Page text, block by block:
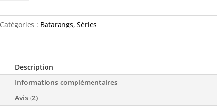
Catégories : Batarangs, Séries
Description
Informations complémentaires
Avis (2)